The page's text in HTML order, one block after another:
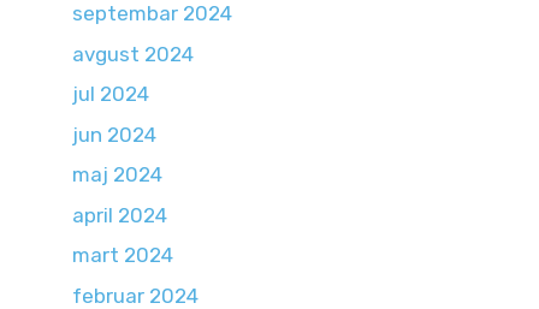
septembar 2024
avgust 2024
jul 2024
jun 2024
maj 2024
april 2024
mart 2024
februar 2024